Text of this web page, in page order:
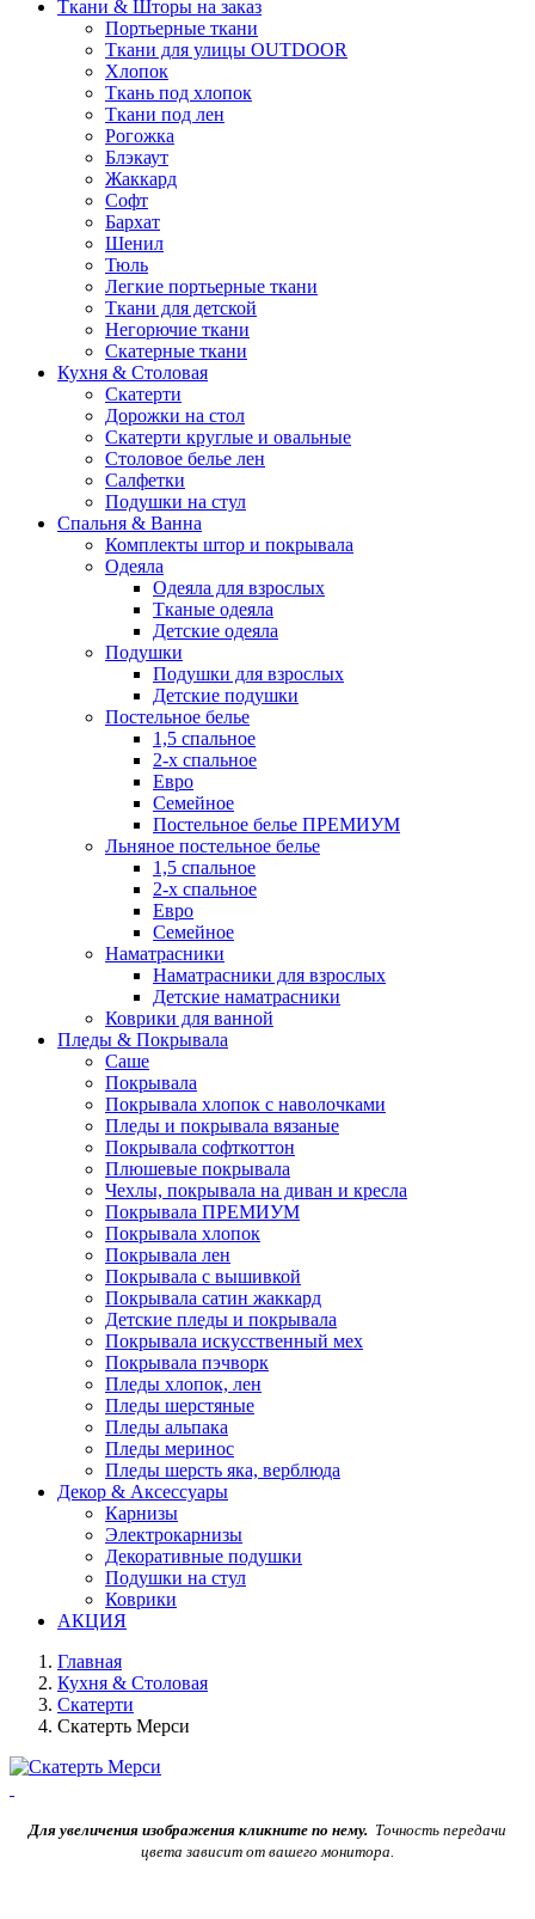
Ткани & Шторы на заказ
Портьерные ткани
Ткани для улицы OUTDOOR
Хлопок
Ткань под хлопок
Ткани под лен
Рогожка
Блэкаут
Жаккард
Софт
Бархат
Шенил
Тюль
Легкие портьерные ткани
Ткани для детской
Негорючие ткани
Скатерные ткани
Кухня & Столовая
Скатерти
Дорожки на стол
Скатерти круглые и овальные
Столовое белье лен
Салфетки
Подушки на стул
Спальня & Ванна
Комплекты штор и покрывала
Одеяла
Одеяла для взрослых
Тканые одеяла
Детские одеяла
Подушки
Подушки для взрослых
Детские подушки
Постельное белье
1,5 спальное
2-х спальное
Евро
Семейное
Постельное белье ПРЕМИУМ
Льняное постельное белье
1,5 спальное
2-х спальное
Евро
Семейное
Наматрасники
Наматрасники для взрослых
Детские наматрасники
Коврики для ванной
Пледы & Покрывала
Саше
Покрывала
Покрывала хлопок с наволочками
Пледы и покрывала вязаные
Покрывала софткоттон
Плюшевые покрывала
Чехлы, покрывала на диван и кресла
Покрывала ПРЕМИУМ
Покрывала хлопок
Покрывала лен
Покрывала с вышивкой
Покрывала сатин жаккард
Детские пледы и покрывала
Покрывала искусственный мех
Покрывала пэчворк
Пледы хлопок, лен
Пледы шерстяные
Пледы альпака
Пледы меринос
Пледы шерсть яка, верблюда
Декор & Аксессуары
Карнизы
Электрокарнизы
Декоративные подушки
Подушки на стул
Коврики
АКЦИЯ
Главная
Кухня & Столовая
Скатерти
Скатерть Мерси
Для увеличения изображения кликните по нему. Точность передачи
цвета зависит от вашего монитора.